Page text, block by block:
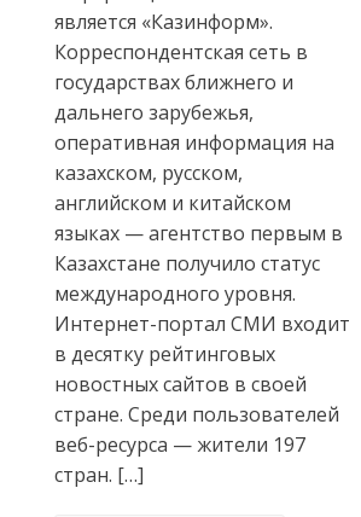
является «Казинформ».
Корреспондентская сеть в
государствах ближнего и
дальнего зарубежья,
оперативная информация на
казахском, русском,
английском и китайском
языках — агентство первым в
Казахстане получило статус
международного уровня.
Интернет-портал СМИ входит
в десятку рейтинговых
новостных сайтов в своей
стране. Среди пользователей
веб-ресурса — жители 197
стран. […]